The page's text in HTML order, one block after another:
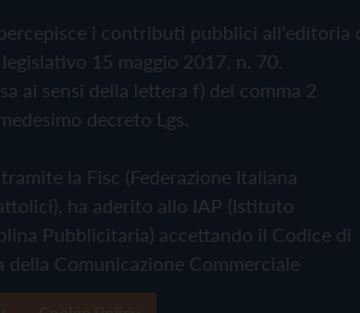
i contributi pubblici all'editoria
15 maggio 2017, n. 70.
ai sensi della lettera f) del comma 2
decreto Lgs.
la Fisc (Federazione Italiana
ha aderito allo IAP (Istituto
Pubblicitaria) accettando il Codice di
della Comunicazione Commerciale